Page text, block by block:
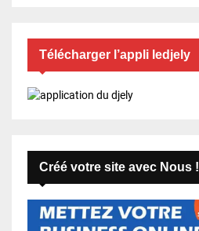
Télécharger l’appli ledjely
Créé votre site avec Nous !